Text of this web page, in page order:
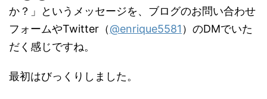
か？」というメッセージを、ブログのお問い合わせ
フォームやTwitter（@enrique5581 ）のDMでいた
だく感じですね。
最初はびっくりしました。